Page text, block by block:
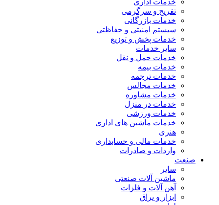
خدمات اداری
تفریح و سرگرمی
خدمات بازرگانی
سیستم امنیتی و حفاظتی
خدمات پخش و توزیع
سایر خدمات
خدمات حمل و نقل
خدمات بیمه
خدمات ترجمه
خدمات مجالس
خدمات مشاوره
خدمات در منزل
خدمات ورزشی
خدمات ماشین های اداری
هنری
خدمات مالی و حسابداری
واردات و صادرات
صنعت
سایر
ماشین آلات صنعتی
آهن آلات و فلزات
ابزار و یراق